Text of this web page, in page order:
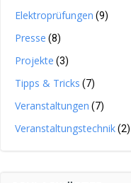
Elektroprüfungen (9)
Presse (8)
Projekte (3)
Tipps & Tricks (7)
Veranstaltungen (7)
Veranstaltungstechnik(2)